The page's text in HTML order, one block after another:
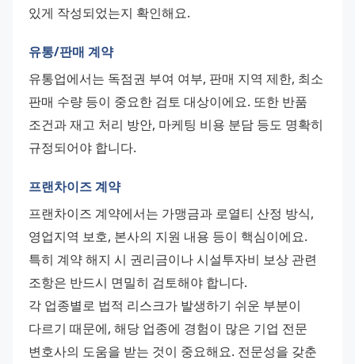
있게 작성되었는지 확인해요.
유통/판매 계약
유통업에서는 독점권 부여 여부, 판매 지역 제한, 최소
판매 수량 등이 중요한 검토 대상이에요. 또한 반품
조건과 재고 처리 방안, 마케팅 비용 분담 등도 명확히
규정되어야 합니다.
프랜차이즈 계약
프랜차이즈 계약에서는 가맹금과 로열티 산정 방식,
영업지역 보호, 본사의 지원 내용 등이 핵심이에요.
특히 계약 해지 시 권리금이나 시설투자비 보상 관련
조항은 반드시 면밀히 검토해야 합니다.
각 업종별로 법적 리스크가 발생하기 쉬운 부분이
다르기 때문에, 해당 업종에 경험이 많은 기업 전문
변호사의 도움을 받는 것이 중요해요. 전문성을 갖춘